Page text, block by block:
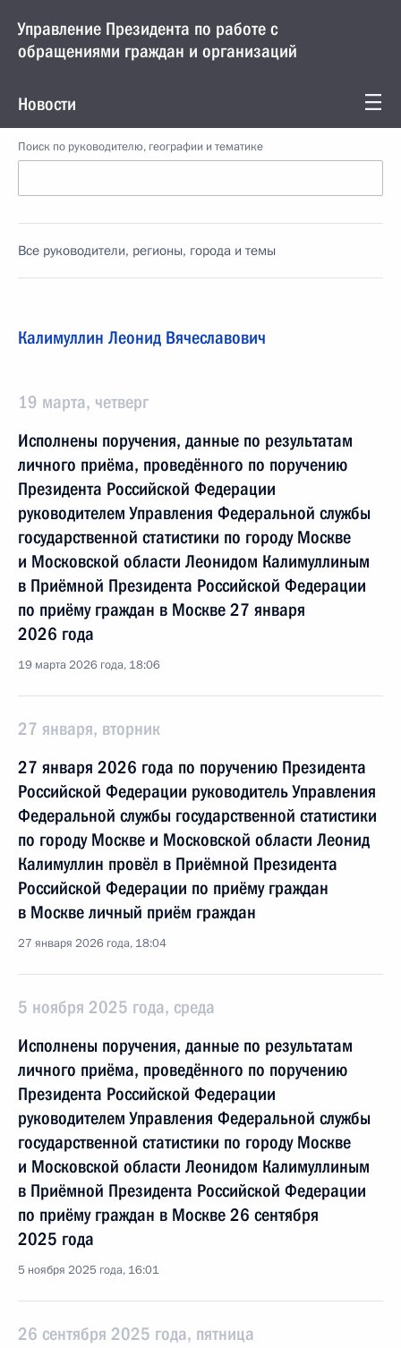
Управление Президента по работе с
обращениями граждан и организаций
Новости
Поиск по руководителю, географии и тематике
Все руководители, регионы, города и темы
Калимуллин Леонид Вячеславович
19 марта, четверг
Исполнены поручения, данные по результатам
личного приёма, проведённого по поручению
Президента Российской Федерации
руководителем Управления Федеральной службы
государственной статистики по городу Москве
и Московской области Леонидом Калимуллиным
в Приёмной Президента Российской Федерации
по приёму граждан в Москве 27 января
2026 года
19 марта 2026 года, 18:06
27 января, вторник
27 января 2026 года по поручению Президента
Российской Федерации руководитель Управления
Федеральной службы государственной статистики
по городу Москве и Московской области Леонид
Калимуллин провёл в Приёмной Президента
Российской Федерации по приёму граждан
в Москве личный приём граждан
27 января 2026 года, 18:04
5 ноября 2025 года, среда
Исполнены поручения, данные по результатам
личного приёма, проведённого по поручению
Президента Российской Федерации
руководителем Управления Федеральной службы
государственной статистики по городу Москве
и Московской области Леонидом Калимуллиным
в Приёмной Президента Российской Федерации
по приёму граждан в Москве 26 сентября
2025 года
5 ноября 2025 года, 16:01
26 сентября 2025 года, пятница